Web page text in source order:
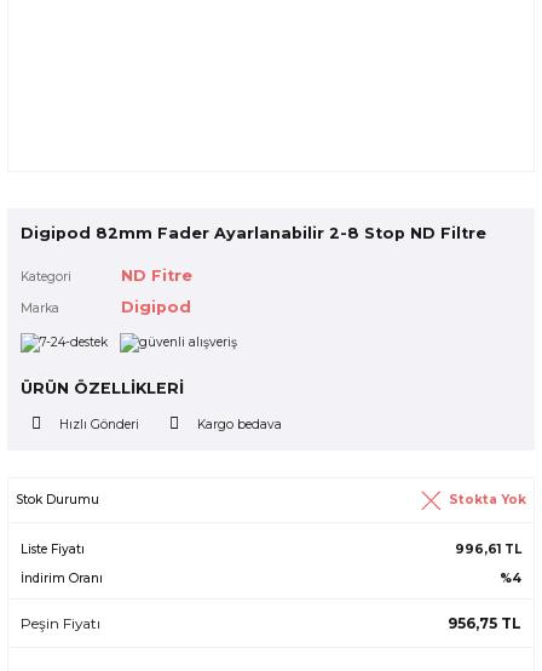
Digipod 82mm Fader Ayarlanabilir 2-8 Stop ND Filtre
Kategori ND Fitre
Marka Digipod
ÜRÜN ÖZELLİKLERİ
Hızlı Gönderi Kargo bedava
Stok Durumu Stokta Yok
Liste Fiyatı
996,61 TL
İndirim Oranı
%4
Peşin Fiyatı 956,75 TL